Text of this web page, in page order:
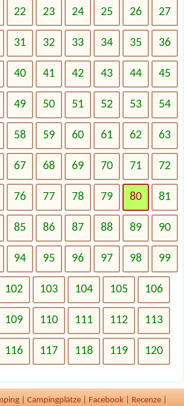
22 23 24 25 26 27
31 32 33 34 35 36
40 41 42 43 44 45
49 50 51 52 53 54
58 59 60 61 62 63
67 68 69 70 71 72
76 77 78 79 80 81
85 86 87 88 89 90
94 95 96 97 98 99
102 103 104 105 106
109 110 111 112 113
116 117 118 119 120
Campingplätze Facebook Recenze